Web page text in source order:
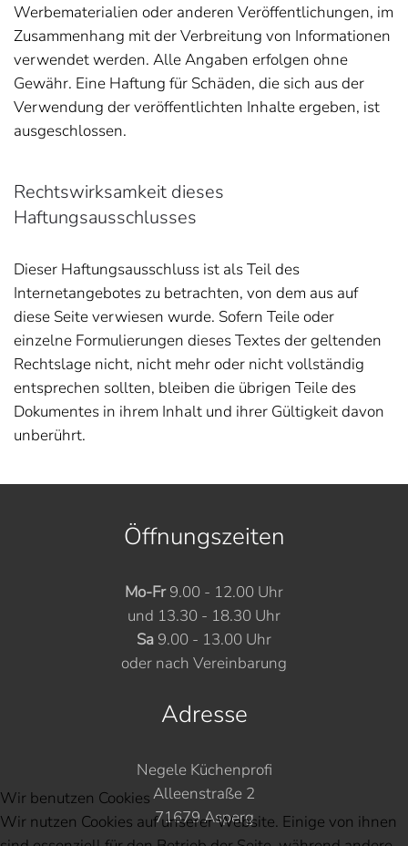
Werbematerialien oder anderen Veröffentlichungen, im
Zusammenhang mit der Verbreitung von Informationen
verwendet werden. Alle Angaben erfolgen ohne
Gewähr. Eine Haftung für Schäden, die sich aus der
Verwendung der veröffentlichten Inhalte ergeben, ist
ausgeschlossen.
Rechtswirksamkeit dieses
Haftungsausschlusses
Dieser Haftungsausschluss ist als Teil des
Internetangebotes zu betrachten, von dem aus auf
diese Seite verwiesen wurde. Sofern Teile oder
einzelne Formulierungen dieses Textes der geltenden
Rechtslage nicht, nicht mehr oder nicht vollständig
entsprechen sollten, bleiben die übrigen Teile des
Dokumentes in ihrem Inhalt und ihrer Gültigkeit davon
unberührt.
Öffnungszeiten
Mo-Fr9.00 - 12.00 Uhr
und 13.30 - 18.30 Uhr
Sa 9.00 - 13.00 Uhr
oder nach Vereinbarung
Adresse
Negele Küchenprofi
Alleenstraße 2
71679 Asperg
Wir benutzen Cookies
Wir nutzen Cookies auf unserer Website. Einige von ihnen